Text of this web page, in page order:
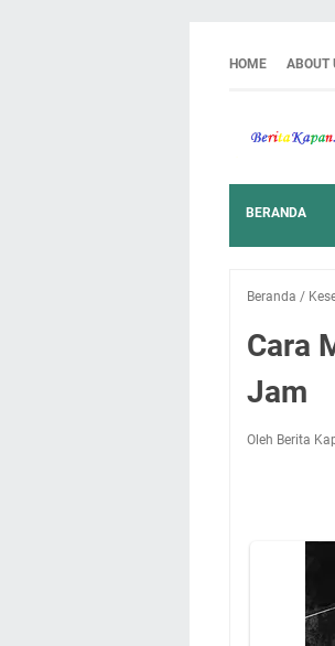
HOME ABOUT
BERANDA
Beranda /
Cara
Jam
Oleh Berita